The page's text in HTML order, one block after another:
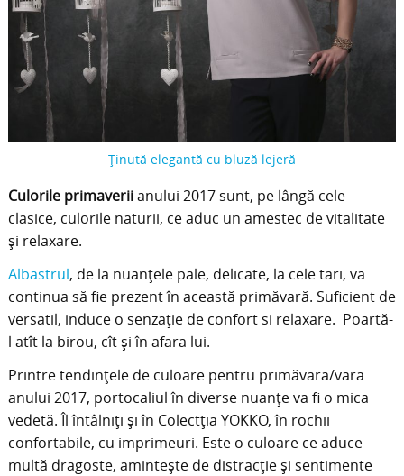
Ținută elegantă cu bluză lejeră
Culorile primaveriianului 2017 sunt, pe lângă cele
clasice, culorile naturii, ce aduc un amestec de vitalitate
și relaxare.
Albastrul, de la nuanțele pale, delicate, la cele tari, va
continua să fie prezent în această primăvară. Suficient de
versatil, induce o senzație de confort si relaxare. Poartă-
l atît la birou, cît și în afara lui.
Printre tendințele de culoare pentru primăvara/vara
anului 2017, portocaliul în diverse nuanțe va fi o mica
vedetă. Îl întâlniți și în Colectția YOKKO, în rochii
confortabile, cu imprimeuri. Este o culoare ce aduce
multă dragoste, amintește de distracție și sentimente